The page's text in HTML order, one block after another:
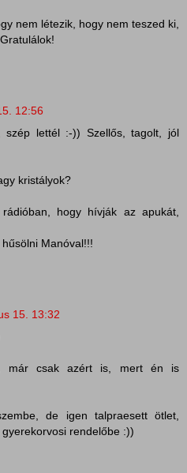
nem létezik, hogy nem teszed ki,
12:56
szép lettél :-)) Szellős, tagolt, jól
kristályok?
hogy hívják az apukát,
Manóval!!!
15. 13:32
már csak azért is, mert én is
de igen talpraesett ötlet,
rendelőbe :))